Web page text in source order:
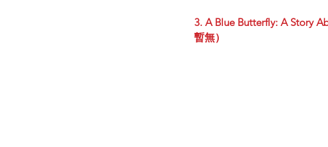
3. A Blue Butterfly: A Story
暫無）